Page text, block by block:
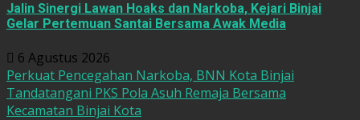
Jalin Sinergi Lawan Hoaks dan Narkoba, Kejari Binjai
Gelar Pertemuan Santai Bersama Awak Media
6 Agustus 2026
Perkuat Pencegahan Narkoba, BNN Kota Binjai
Tandatangani PKS Pola Asuh Remaja Bersama
Kecamatan Binjai Kota